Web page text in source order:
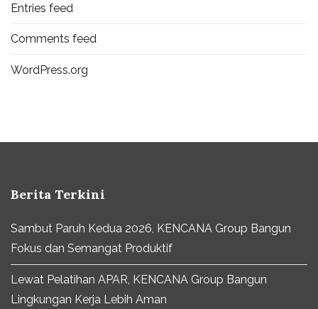
Entries feed
Comments feed
WordPress.org
Berita Terkini
Sambut Paruh Kedua 2026, KENCANA Group Bangun
Fokus dan Semangat Produktif
Lewat Pelatihan APAR, KENCANA Group Bangun
Lingkungan Kerja Lebih Aman